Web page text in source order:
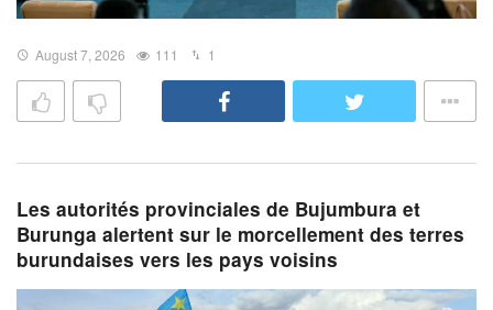
August 7, 2026 111 1
Les autorités provinciales de Bujumbura et
Burunga alertent sur le morcellement des terres
burundaises vers les pays voisins